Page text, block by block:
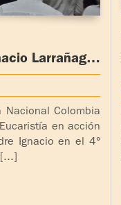
Larrañaga
Nacional Colombia
en acción
Ignacio en el 4°